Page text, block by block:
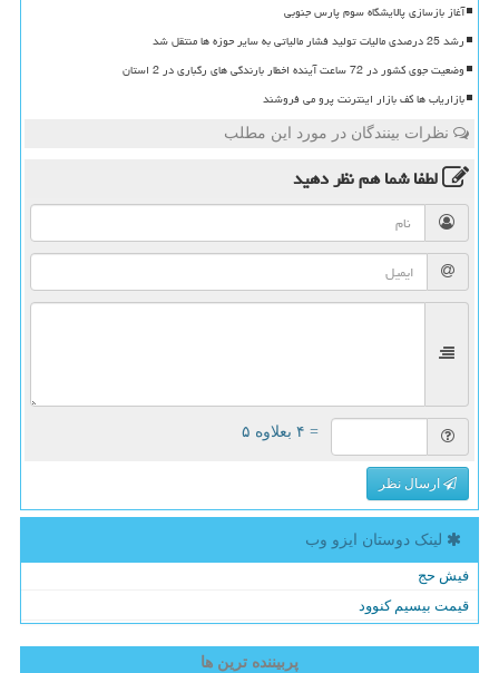
آغاز بازسازی پالایشگاه سوم پارس جنوبی
رشد 25 درصدی مالیات تولید فشار مالیاتی به سایر حوزه ها منتقل شد
وضعیت جوی کشور در 72 ساعت آینده اخطار بارندگی های رگباری در 2 استان
بازاریاب ها کف بازار اینترنت پرو می فروشند
نظرات بینندگان در مورد این مطلب
لطفا شما همنظر دهید
= ۴ بعلاوه ۵
ارسال نظر
لینک دوستان ایزو وب
فیش حج
قیمت بیسیم کنوود
پربیننده ترین ها